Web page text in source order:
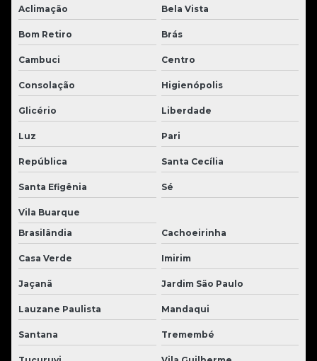
Aclimação Bela Vista
Bom Retiro Brás
Cambuci Centro
Consolação Higienópolis
Glicério Liberdade
Luz Pari
República Santa Cecília
Santa Efigênia Sé
Vila Buarque
Brasilândia
Cachoeirinha
Casa Verde Imirim
Jaçanã Jardim São Paulo
Lauzane Paulista Mandaqui
Santana Tremembé